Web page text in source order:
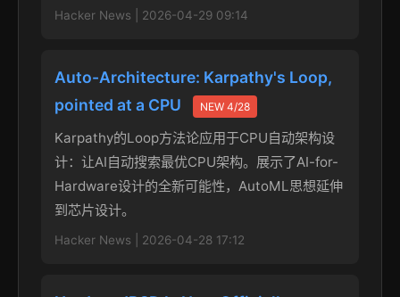
Hacker News | 2026-04-29 09:14
Auto-Architecture: Karpathy's Loop,
pointed at a CPU
NEW 4/28
Karpathy的Loop方法论应用于CPU自动架构设
计：让AI自动搜索最优CPU架构。展示了AI-for-
Hardware设计的全新可能性，AutoML思想延伸
到芯片设计。
Hacker News | 2026-04-28 17:12